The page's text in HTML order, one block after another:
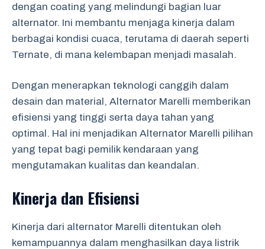
dengan coating yang melindungi bagian luar
alternator. Ini membantu menjaga kinerja dalam
berbagai kondisi cuaca, terutama di daerah seperti
Ternate, di mana kelembapan menjadi masalah.
Dengan menerapkan teknologi canggih dalam
desain dan material, Alternator Marelli memberikan
efisiensi yang tinggi serta daya tahan yang
optimal. Hal ini menjadikan Alternator Marelli pilihan
yang tepat bagi pemilik kendaraan yang
mengutamakan kualitas dan keandalan.
Kinerja dan Efisiensi
Kinerja dari alternator Marelli ditentukan oleh
kemampuannya dalam menghasilkan daya listrik